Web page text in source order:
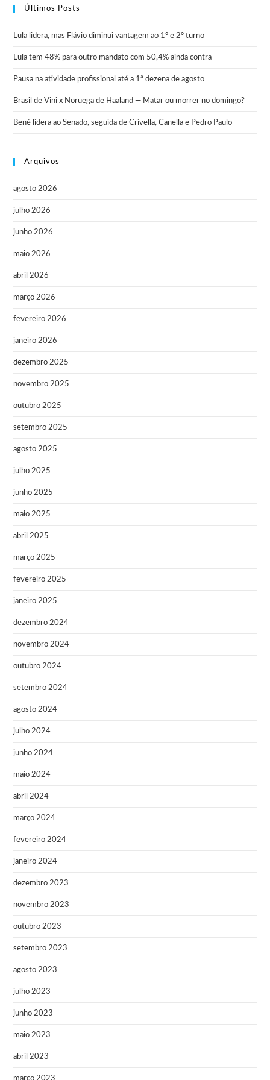
Últimos Posts
Lula lidera, mas Flávio diminui vantagem ao 1º e 2º turno
Lula tem 48% para outro mandato com 50,4% ainda contra
Pausa na atividade profissional até a 1ª dezena de agosto
Brasil de Vini x Noruega de Haaland — Matar ou morrer no domingo?
Bené lidera ao Senado, seguida de Crivella, Canella e Pedro Paulo
Arquivos
agosto 2026
julho 2026
junho 2026
maio 2026
abril 2026
março 2026
fevereiro 2026
janeiro 2026
dezembro 2025
novembro 2025
outubro 2025
setembro 2025
agosto 2025
julho 2025
junho 2025
maio 2025
abril 2025
março 2025
fevereiro 2025
janeiro 2025
dezembro 2024
novembro 2024
outubro 2024
setembro 2024
agosto 2024
julho 2024
junho 2024
maio 2024
abril 2024
março 2024
fevereiro 2024
janeiro 2024
dezembro 2023
novembro 2023
outubro 2023
setembro 2023
agosto 2023
julho 2023
junho 2023
maio 2023
abril 2023
março 2023